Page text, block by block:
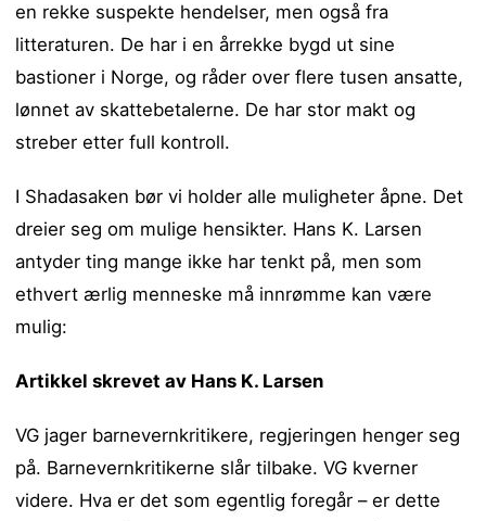
en rekke suspekte hendelser, men også fra
litteraturen. De har i en årrekke bygd ut sine
bastioner i Norge, og råder over flere tusen ansatte,
lønnet av skattebetalerne. De har stor makt og
streber etter full kontroll.
I Shadasaken bør vi holder alle muligheter åpne. Det
dreier seg om mulige hensikter. Hans K. Larsen
antyder ting mange ikke har tenkt på, men som
ethvert ærlig menneske må innrømme kan være
mulig:
Artikkel skrevet av Hans K. Larsen
VG jager barnevernkritikere, regjeringen henger seg
på. Barnevernkritikerne slår tilbake. VG kverner
videre. Hva er det som egentlig foregår – er dette